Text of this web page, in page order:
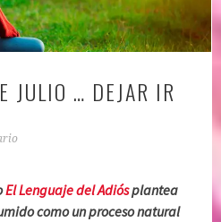
JULIO … DEJAR IR
El Lenguaje del Adiósplantea
como un proceso natural